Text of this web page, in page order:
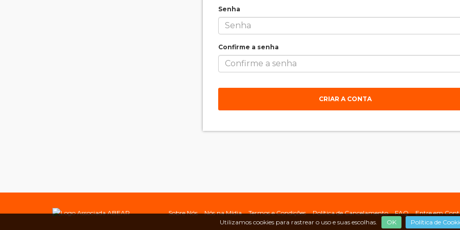
Utilizamos cookies para rastrear o uso e suas escolhas. OK Política de
Senha
Confirme a senha
CRIAR A CONTA
Sobre Nós Nós na Mídia Termos e Condições Política de Cancelamento FAQ Entre em